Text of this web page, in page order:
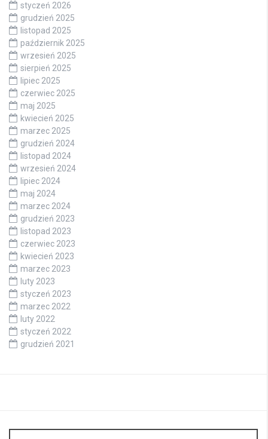
styczeń 2026
grudzień 2025
listopad 2025
październik 2025
wrzesień 2025
sierpień 2025
lipiec 2025
czerwiec 2025
maj 2025
kwiecień 2025
marzec 2025
grudzień 2024
listopad 2024
wrzesień 2024
lipiec 2024
maj 2024
marzec 2024
grudzień 2023
listopad 2023
czerwiec 2023
kwiecień 2023
marzec 2023
luty 2023
styczeń 2023
marzec 2022
luty 2022
styczeń 2022
grudzień 2021